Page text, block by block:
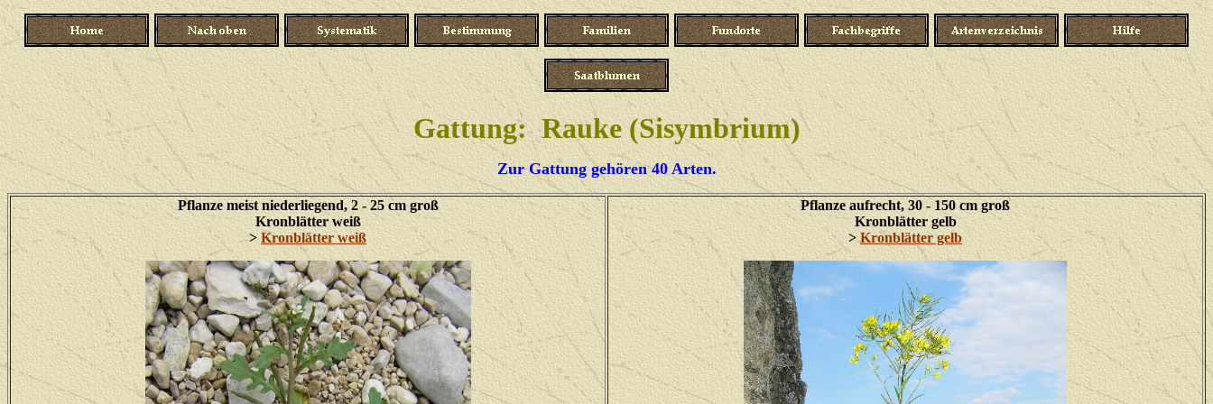
Gattung: Rauke (Sisymbrium)
Zur Gattung gehören 40 Arten.
Pflanze meist niederliegend, 2 - 25 cm groß
Kronblätter weiß
> Kronblätter weiß
Pflanze aufrecht, 30 - 150 cm groß
Kronblätter gelb
>Kronblätter gelb